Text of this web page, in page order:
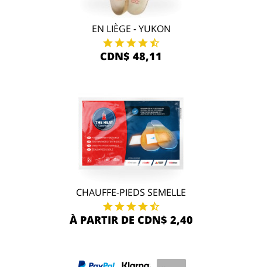
EN LIÈGE - YUKON
CDN$ 48,11
CHAUFFE-PIEDS SEMELLE
À PARTIR DE CDN$ 2,40